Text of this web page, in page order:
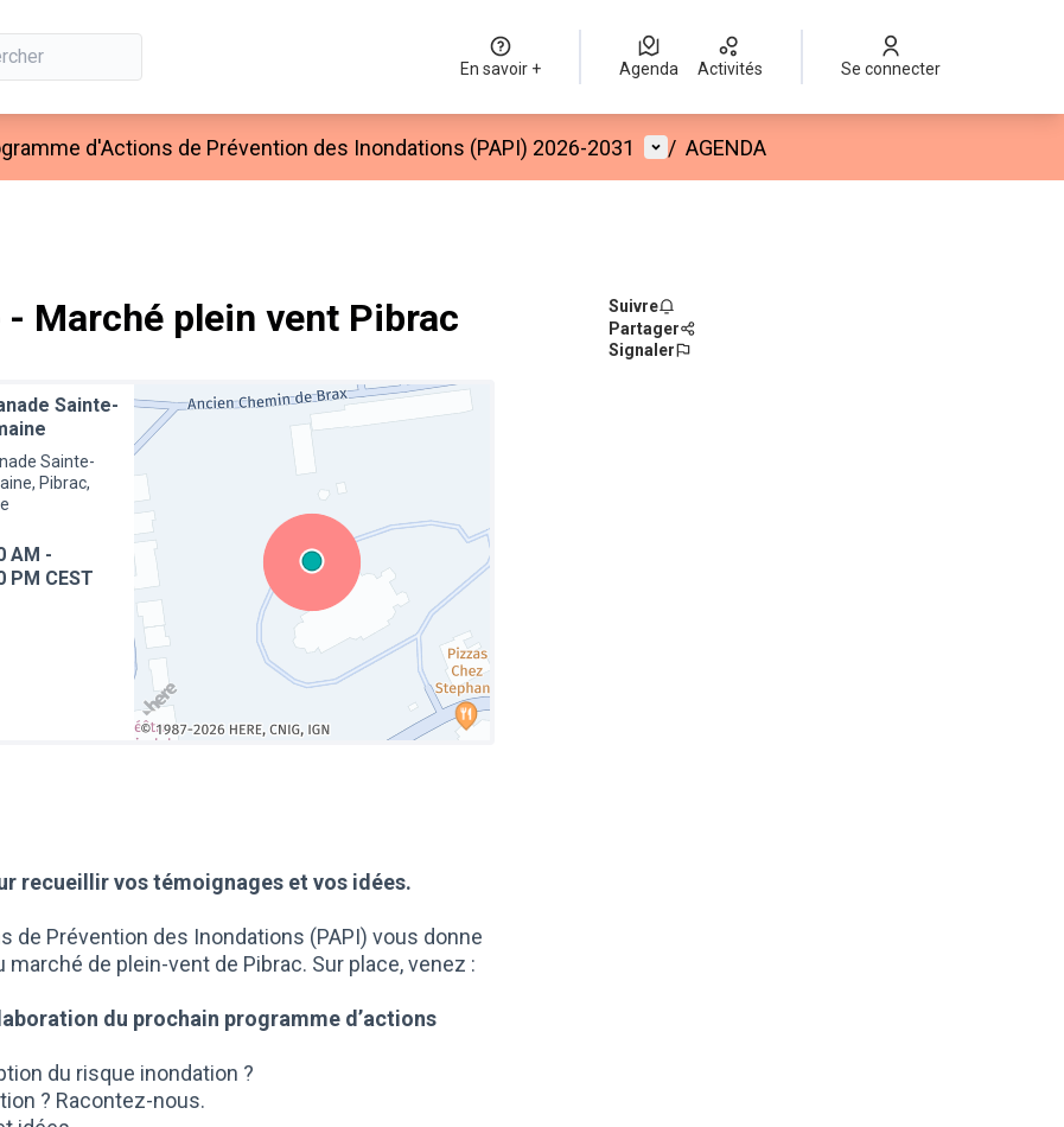
En savoir + Agenda Activités Se connecter
d'Actions de Prévention des Inondations (PAPI) 2026-2031 Menu utilisateur
/ AGENDA
Marché plein vent Pibrac
Sainte-
Sainte-
Pibrac,
AM -
PM CEST
recueillir vos témoignages et vos idées.
de Prévention des Inondations (PAPI) vous donne
de plein-vent de Pibrac. Sur place, venez :
du prochain programme d’actions
du risque inondation ?
? Racontez-nous.
Suivre
Partager
Signaler